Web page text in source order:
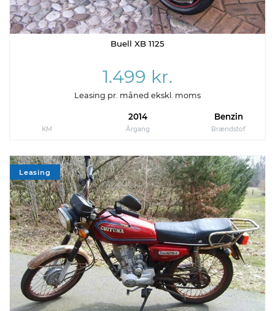
Buell XB 1125
1.499 kr.
Leasing pr. måned ekskl. moms
KM
2014
Årgang
Benzin
Brændstof
Leasing